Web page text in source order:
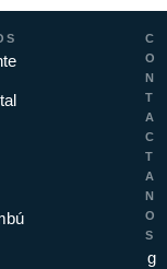
C
O
N
T
A
C
T
A
N
O
S
g